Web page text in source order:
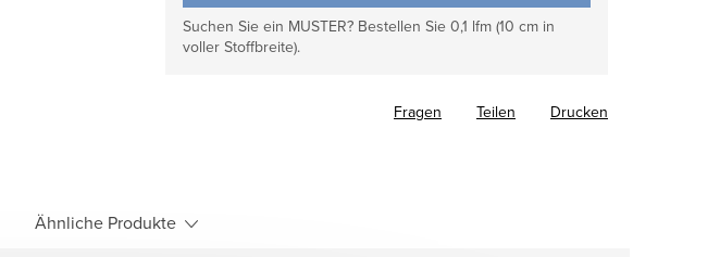
Suchen Sie ein MUSTER? Bestellen Sie 0,1 lfm (10 cm in
voller Stoffbreite).
Drucken
Fragen Teilen
Ähnliche Produkte